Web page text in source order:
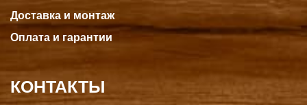
Доставка и монтаж
Оплата и гарантии
КОНТАКТЫ